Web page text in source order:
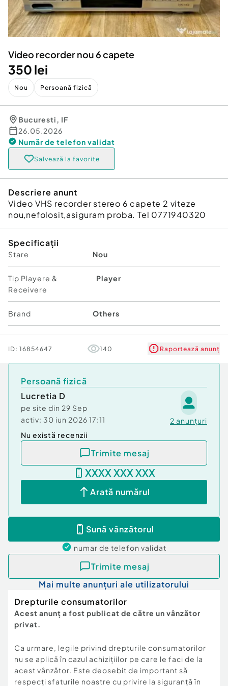
Servicii
Animale de companie
Inchiriere Bunuri si Vehicule
Utilaje agricole si industriale
Piese auto si accesorii
Dacia Duster
Video recorder nou 6 capete
350 lei
Nou Persoană fizică
Bucuresti, IF
26.05.2026
Număr de telefon validat
Salvează la favorite
Descriere anunt
Video VHS recorder stereo 6 capete 2 viteze
nou,nefolosit,asiguram proba. Tel 0771940320
Specificații
Stare Nou
Tip Playere &
Receivere
Player
Brand Others
ID: 16854647 140 Raportează anunț
Persoană fizică
Lucretia D
pe site din 29 Sep
activ: 30 iun 2026 17:11 2 anunțuri
Nu există recenzii
Trimite mesaj
XXXX XXX XXX
Arată numărul
Sună vânzătorul
numar de telefon validat
Trimite mesaj
Mai multe anunțuri ale utilizatorului
Drepturile consumatorilor
Acest anunț a fost publicat de către un vânzător
privat.
Ca urmare, legile privind drepturile consumatorilor
nu se aplică în cazul achizițiilor pe care le faci de la
acest vânzător. Este deosebit de important să
respecți sfaturile noastre cu privire la siguranță în